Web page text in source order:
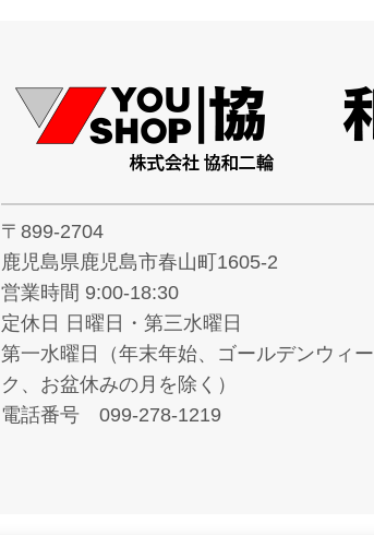
〒899-2704
鹿児島県鹿児島市春山町1605-2
営業時間 9:00-18:30
定休日 日曜日・第三水曜日
第一水曜日（年末年始、ゴールデンウィー
ク、お盆休みの月を除く）
電話番号 099-278-1219